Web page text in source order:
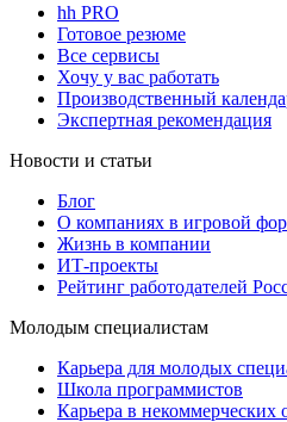
hh PRO
Готовое резюме
Все сервисы
Хочу у вас работать
Производственный
Экспертная рекомендация
Новости и статьи
Блог
О компаниях в игровой
Жизнь в компании
ИТ-проекты
Рейтинг работодателей
Молодым специалистам
Карьера для молодых
Школа программистов
Карьера в некоммерческих